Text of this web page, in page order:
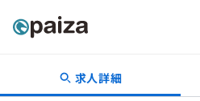
転職・キャリア求人詳細